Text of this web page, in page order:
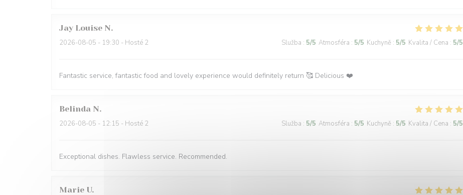
Jay Louise N
2026-08-05 - 19:30 - Hosté 2 Služba : 5/5 Atmosféra : 5/5 Kuchyně : 5/5 Kvalita / Cena : 5/5
Fantastic service, fantastic food and lovely experience would definitely return 🥰 Delicious ❤️
Belinda N
2026-08-05 - 12:15 - Hosté 2 Služba : 5/5 Atmosféra : 5/5 Kuchyně : 5/5 Kvalita / Cena : 5/5
Exceptional dishes. Flawless service. Recommended.
Marie U